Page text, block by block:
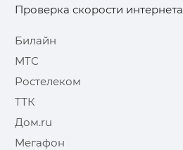
Проверка скорости интернета
Билайн
МТС
Ростелеком
ТТК
Дом.ru
Мегафон